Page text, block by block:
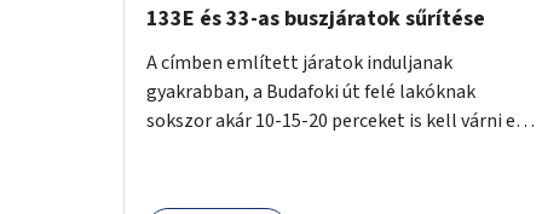
133E és 33-as buszjáratok sűrítése
A címben említett járatok induljanak
gyakrabban, a Budafoki út felé lakóknak
sokszor akár 10-15-20 perceket is kell várni egy